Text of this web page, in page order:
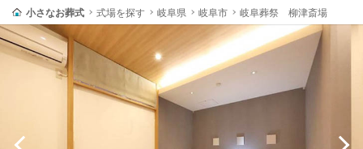
小さなお葬式 式場を探す 岐阜県 岐阜市 岐阜葬祭 柳津斎場